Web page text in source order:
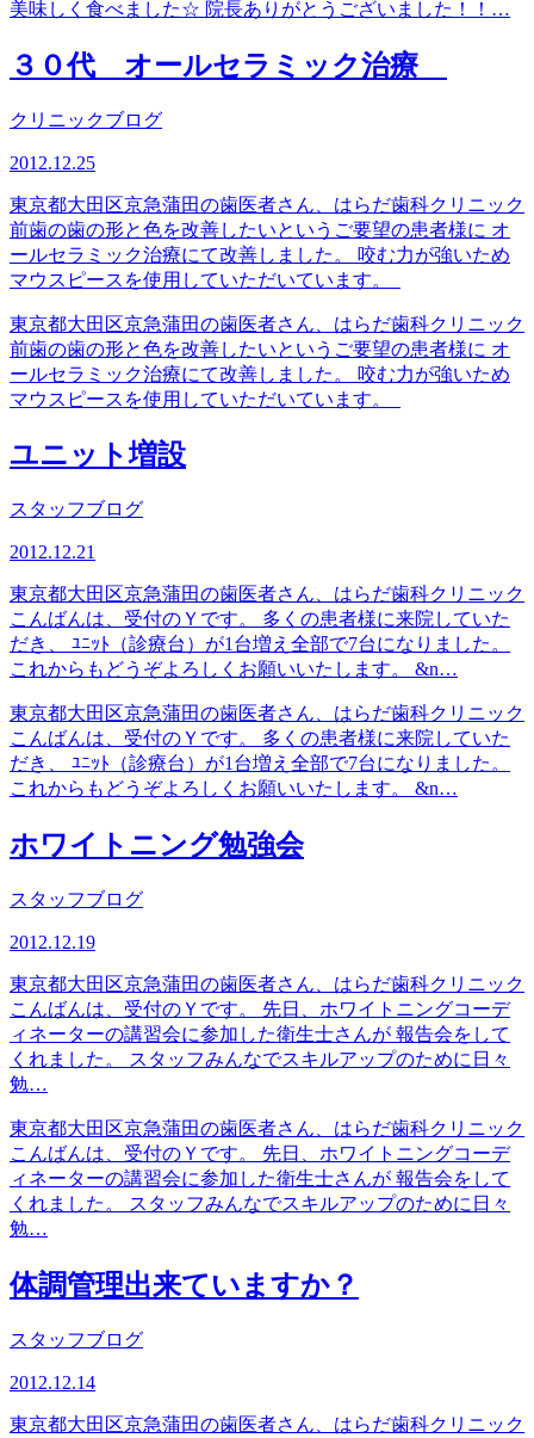
美味しく食べました☆ 院長ありがとうございました！！…
３０代 オールセラミック治療
クリニックブログ
2012.12.25
東京都大田区京急蒲田の歯医者さん、はらだ歯科クリニック
前歯の歯の形と色を改善したいというご要望の患者様に オ
ールセラミック治療にて改善しました。 咬む力が強いため
マウスピースを使用していただいています。
東京都大田区京急蒲田の歯医者さん、はらだ歯科クリニック
前歯の歯の形と色を改善したいというご要望の患者様に オ
ールセラミック治療にて改善しました。 咬む力が強いため
マウスピースを使用していただいています。
ユニット増設
スタッフブログ
2012.12.21
東京都大田区京急蒲田の歯医者さん、はらだ歯科クリニック
こんばんは、受付のＹです。 多くの患者様に来院していた
だき、 ﾕﾆｯﾄ（診療台）が1台増え全部で7台になりました。
これからもどうぞよろしくお願いいたします。 &n…
東京都大田区京急蒲田の歯医者さん、はらだ歯科クリニック
こんばんは、受付のＹです。 多くの患者様に来院していた
だき、 ﾕﾆｯﾄ（診療台）が1台増え全部で7台になりました。
これからもどうぞよろしくお願いいたします。 &n…
ホワイトニング勉強会
スタッフブログ
2012.12.19
東京都大田区京急蒲田の歯医者さん、はらだ歯科クリニック
こんばんは、受付のＹです。 先日、ホワイトニングコーデ
ィネーターの講習会に参加した衛生士さんが 報告会をして
くれました。 スタッフみんなでスキルアップのために日々
勉…
東京都大田区京急蒲田の歯医者さん、はらだ歯科クリニック
こんばんは、受付のＹです。 先日、ホワイトニングコーデ
ィネーターの講習会に参加した衛生士さんが 報告会をして
くれました。 スタッフみんなでスキルアップのために日々
勉…
体調管理出来ていますか？
スタッフブログ
2012.12.14
東京都大田区京急蒲田の歯医者さん、はらだ歯科クリニック